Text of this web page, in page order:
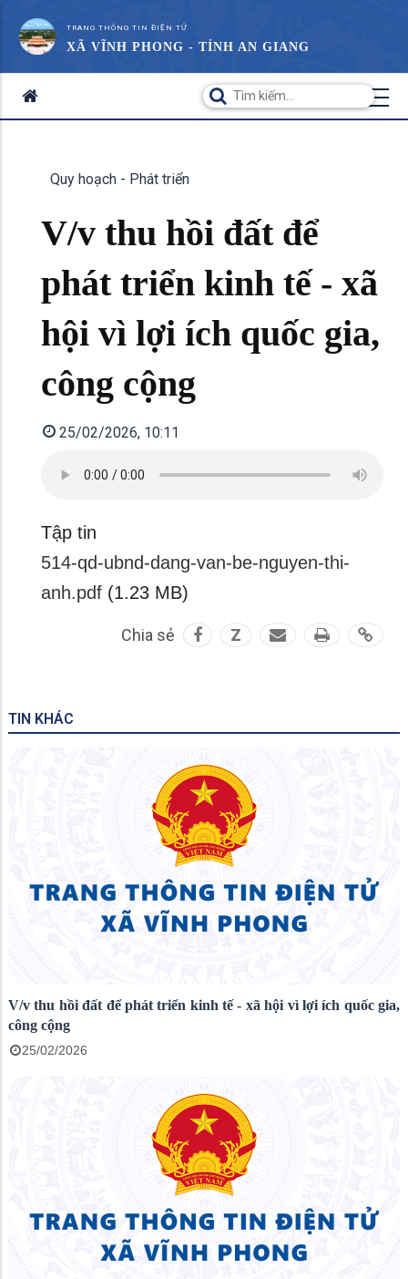
TRANG THÔNG TIN ĐIỆN TỬ
XÃ VĨNH PHONG - TỈNH AN GIANG
Quy hoạch - Phát triển
V/v thu hồi đất để
phát triển kinh tế - xã
hội vì lợi ích quốc gia,
công cộng
25/02/2026, 10:11
Tập tin
514-qd-ubnd-dang-van-be-nguyen-thi-
anh.pdf (1.23 MB)
Chia sẻ Z
TIN KHÁC
V/v thu hồi đất để phát triển kinh tế - xã hội vì lợi ích quốc gia,
công cộng
25/02/2026